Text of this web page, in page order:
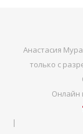
Анастасия
только с
Онлайн